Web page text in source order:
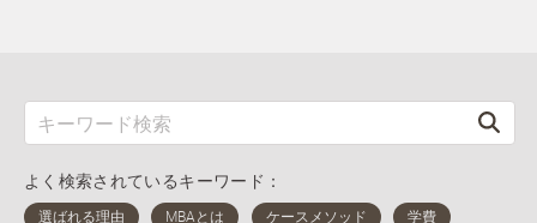
よく検索されているキーワード：